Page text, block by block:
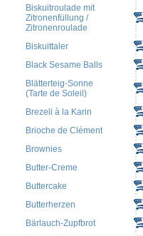
Biskuitroulade mit
Zitronenfüllung /
Zitronenroulade
Biskuittaler
Black Sesame Balls
Blätterteig-Sonne
(Tarte de Soleil)
Brezeli à la Karin
Brioche de Clément
Brownies
Butter-Creme
Buttercake
Butterherzen
Bärlauch-Zupfbrot